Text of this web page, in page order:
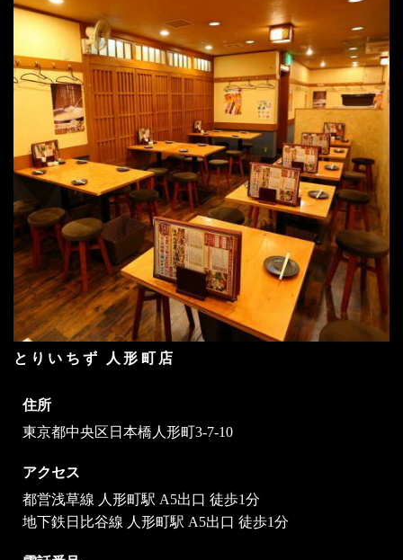
とりいちず 人形町店
住所
東京都中央区日本橋人形町3-7-10
アクセス
都営浅草線 人形町駅 A5出口 徒歩1分
地下鉄日比谷線 人形町駅 A5出口 徒歩1分